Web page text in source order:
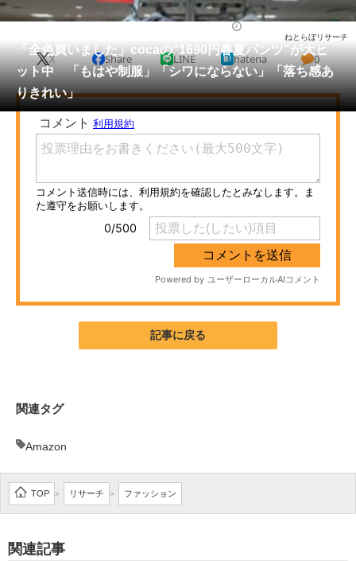
動物 リサーチ
会員記事
メディア
注目記事を集めた総合ページ
ITの今と未来を見通す
スマホと通信の最新トレンド
進化するPCとデバイスの未来
AI活用のいまが分かる
企業向けIT製品の総合サイト
「全色買いました」cocaの“1690円春夏パンツ”が大ヒ
ット中 「もはや制服」「シワにならない」「落ち感あ
りきれい」
ねとらぼリサーチ
X Share LINE hatena 0
記事に戻る
関連タグ
Amazon
TOP > リサーチ > ファッション
関連記事